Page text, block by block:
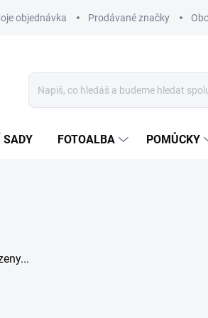
objednávka Prodávané značky
SADY FOTOALBA POMŮCKY